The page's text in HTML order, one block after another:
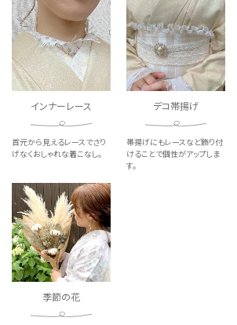
インナーレース
首元から見えるレースでさり
げなくおしゃれな着こなし。
デコ帯揚げ
帯揚げにもレースなど飾り付
けることで個性がアップしま
す。
季節の花